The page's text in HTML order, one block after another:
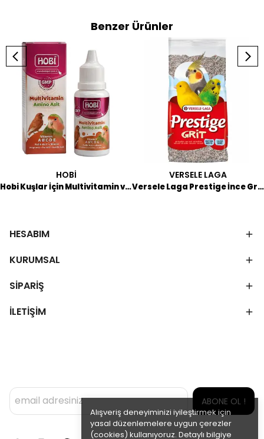
Alışveriş deneyiminizi iyileştirmek için
yasal düzenlemelere uygun çerezler
(cookies) kullanıyoruz. Detaylı bilgiye
Benzer Ürünler
HOBİ
Hobi Kuşlar İçin Multivitamin ve Aminoasit Takviyesi 30 ML
VERSELE LAGA
Versele Laga Prestige İnce Grit 20 KG
HESABIM
KURUMSAL
SİPARİŞ
İLETİŞİM
ABONE OL !